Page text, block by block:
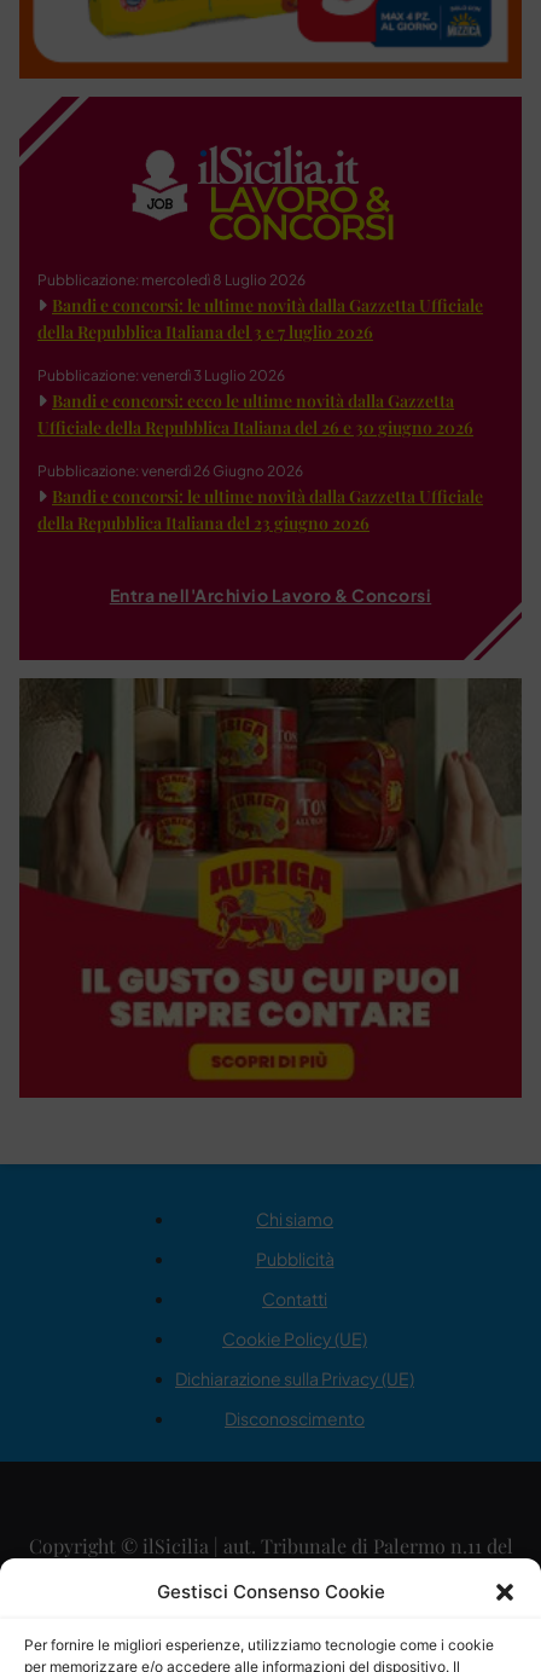
Gestisci Consenso Cookie
Per fornire le migliori esperienze, utilizziamo tecnologie come i cookie
per memorizzare e/o accedere alle informazioni del dispositivo. Il
Pubblicazione: mercoledì 8 Luglio 2026
Bandi e concorsi: le ultime novità dalla Gazzetta Ufficiale
della Repubblica Italiana del 3 e 7 luglio 2026
Pubblicazione: venerdì 3 Luglio 2026
Bandi e concorsi: ecco le ultime novità dalla Gazzetta
Ufficiale della Repubblica Italiana del 26 e 30 giugno 2026
Pubblicazione: venerdì 26 Giugno 2026
Bandi e concorsi: le ultime novità dalla Gazzetta Ufficiale
della Repubblica Italiana del 23 giugno 2026
Entra nell'Archivio Lavoro & Concorsi
Chi siamo
Pubblicità
Contatti
Cookie Policy (UE)
Dichiarazione sulla Privacy (UE)
Disconoscimento
Copyright © ilSicilia | aut. Tribunale di Palermo n.11 del
29/09/2015